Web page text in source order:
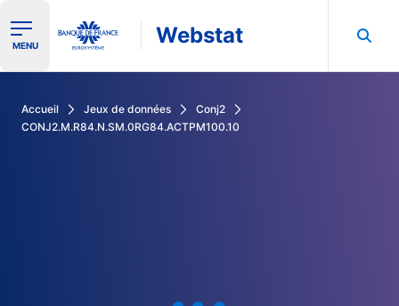
Ouvrir le menu de navigation
MENU Webstat
Accueil Jeux de données
Conj2
CONJ2.M.R84.N.SM.0RG84.ACTPM100.10